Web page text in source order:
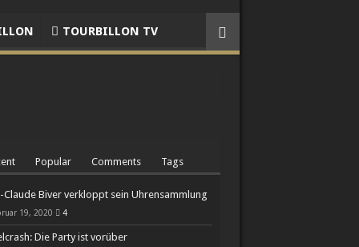
TOURBILLON TV
Popular Comments Tags
Claude Biver verkloppt sein Uhrensammlung
19, 2020 4
Die Party ist vorüber